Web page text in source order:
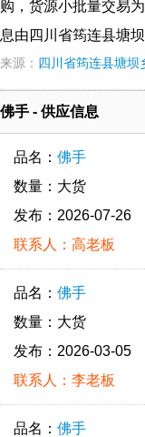
购，货源小批量交易
息由四川省筠连县塘
来源： 四川省筠连县塘坝
佛手 - 供应信息
品名： 佛手
数量：大货
发布：2026-07-26
联系人：高老板
品名： 佛手
数量：大货
发布：2026-03-05
联系人：李老板
品名： 佛手